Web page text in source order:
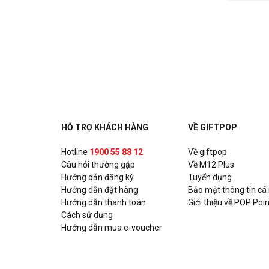
HỖ TRỢ KHÁCH HÀNG
Hotline 1900 55 88 12
Câu hỏi thường gặp
Hướng dẫn đăng ký
Hướng dẫn đặt hàng
Hướng dẫn thanh toán
Cách sử dụng
Hướng dẫn mua e-voucher
VỀ GIFTPOP
Về giftpop
Về M12 Plus
Tuyển dụng
Bảo mật thông tin cá
Giới thiệu về POP